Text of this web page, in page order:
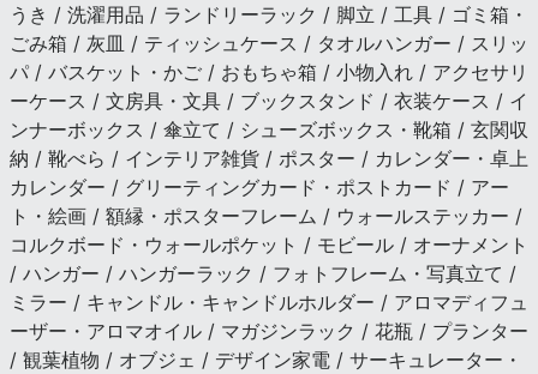
うき / 洗濯用品 / ランドリーラック / 脚立 / 工具 / ゴミ箱・
ごみ箱 / 灰皿 / ティッシュケース / タオルハンガー / スリッ
パ / バスケット・かご / おもちゃ箱 / 小物入れ / アクセサリ
ーケース / 文房具・文具 / ブックスタンド / 衣装ケース / イ
ンナーボックス / 傘立て / シューズボックス・靴箱 / 玄関収
納 / 靴べら / インテリア雑貨 / ポスター / カレンダー・卓上
カレンダー / グリーティングカード・ポストカード / アー
ト・絵画 / 額縁・ポスターフレーム / ウォールステッカー /
コルクボード・ウォールポケット / モビール / オーナメント
/ ハンガー / ハンガーラック / フォトフレーム・写真立て /
ミラー / キャンドル・キャンドルホルダー / アロマディフュ
ーザー・アロマオイル / マガジンラック / 花瓶 / プランター
/ 観葉植物 / オブジェ / デザイン家電 / サーキュレーター・